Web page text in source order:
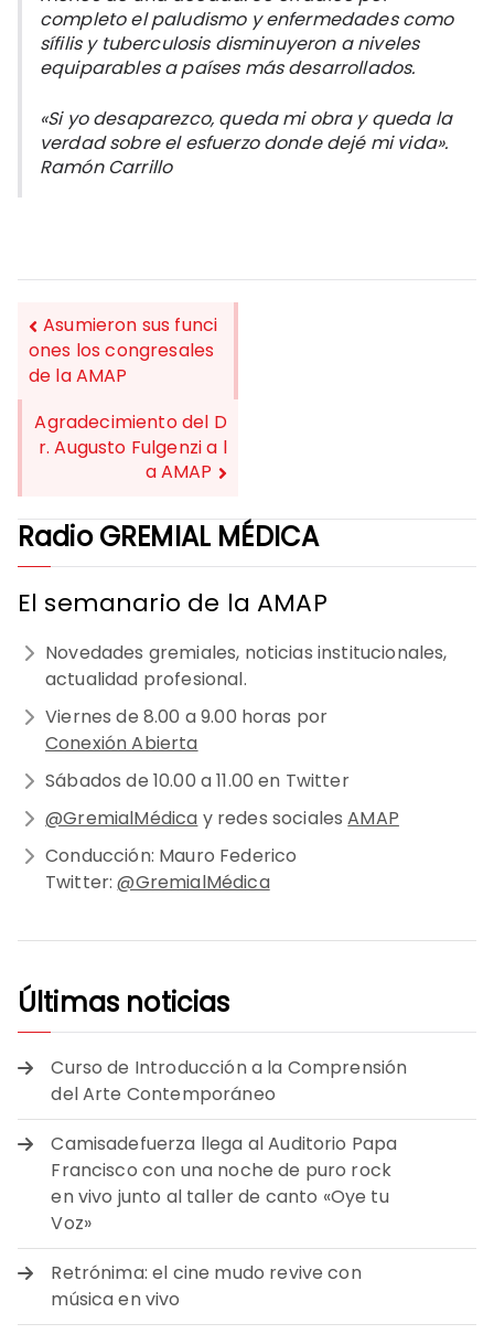
completo el paludismo y enfermedades como
sífilis y tuberculosis disminuyeron a niveles
equiparables a países más desarrollados.
«Si yo desaparezco, queda mi obra y queda la
verdad sobre el esfuerzo donde dejé mi vida».
Ramón Carrillo
NAVEGACIÓN
DE
ENTRADAS
Asumieron sus funci
ones los congresales
de la AMAP
Agradecimiento del D
r. Augusto Fulgenzi a l
a AMAP
Radio GREMIAL MÉDICA
El semanario de la AMAP
Novedades gremiales, noticias institucionales,
actualidad profesional.
Viernes de 8.00 a 9.00 horas por
Conexión Abierta
Sábados de 10.00 a 11.00 en Twitter
@GremialMédica y redes socialesAMAP
Conducción: Mauro Federico
Twitter:@GremialMédica
Últimas noticias
Curso de Introducción a la Comprensión
del Arte Contemporáneo
Camisadefuerza llega al Auditorio Papa
Francisco con una noche de puro rock
en vivo junto al taller de canto «Oye tu
Voz»
Retrónima: el cine mudo revive con
música en vivo